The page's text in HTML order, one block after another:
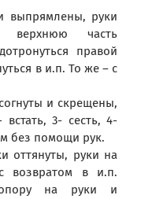
выпрямлены, руки
верхнюю часть
правой
в и.п. То же – с
и скрещены,
3- сесть, 4-
без помощи рук.
оттянуты, руки на
возвратом в и.п.
опору на руки и